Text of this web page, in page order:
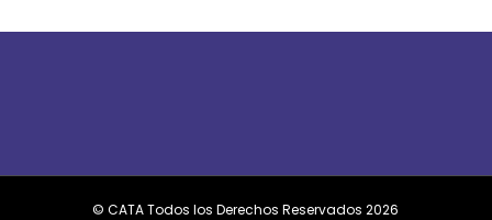
© CATA Todos los Derechos Reservados2026